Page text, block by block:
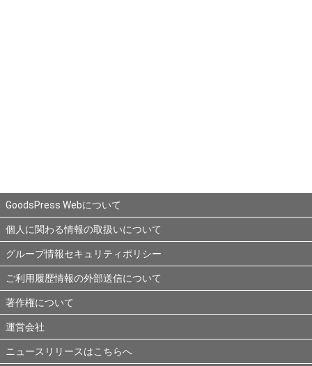
GoodsPress Webについて
個人に関わる情報の取扱いについて
グループ情報セキュリティポリシー
ご利用履歴情報の外部送信について
著作権について
運営会社
ニュースリリースはこちらへ